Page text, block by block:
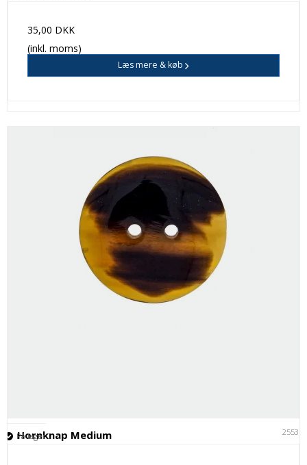
35,00 DKK
(inkl. moms)
Læs mere & køb
Hornknap Medium 25531
På lager